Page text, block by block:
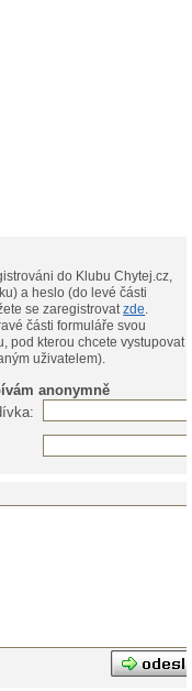
do Klubu Chytej.cz,
a heslo (do levé části
se zaregistrovatzde
části formuláře svou
pod kterou chcete vystupovat
uživatelem).
anonymně